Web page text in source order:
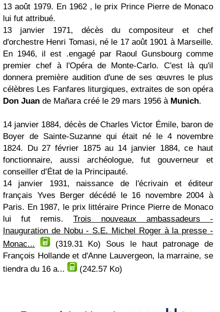
13 août 1979. En 1962 , le prix Prince Pierre de Monaco
lui fut attribué.
13 janvier 1971, décès du compositeur et chef
d'orchestre Henri Tomasi, né le 17 août 1901 à Marseille.
En 1946, il est .engagé par Raoul Gunsbourg comme
premier chef à l'Opéra de Monte-Carlo. C'est là qu'il
donnera première audition d'une de ses œuvres le plus
célèbres Les Fanfares liturgiques, extraites de son opéra
Don Juan de Mañara créé le 29 mars 1956 à Munich.
14 janvier 1884, décès de Charles Victor Émile, baron de
Boyer de Sainte-Suzanne qui était né le 4 novembre
1824. Du 27 février 1875 au 14 janvier 1884, ce haut
fonctionnaire, aussi archéologue, fut gouverneur et
conseiller d’État de la Principauté.
14 janvier 1931, naissance de l'écrivain et éditeur
français Yves Berger décédé le 16 novembre 2004 à
Paris. En 1987, le prix littéraire Prince Pierre de Monaco
lui fut remis. Trois nouveaux ambassadeurs -
Inauguration de Nobu - S.E. Michel Roger à la presse -
Monac...
(319.31 Ko) Sous le haut patronage de
François Hollande et d'Anne Lauvergeon, la marraine, se
tiendra du 16 a...
(242.57 Ko)